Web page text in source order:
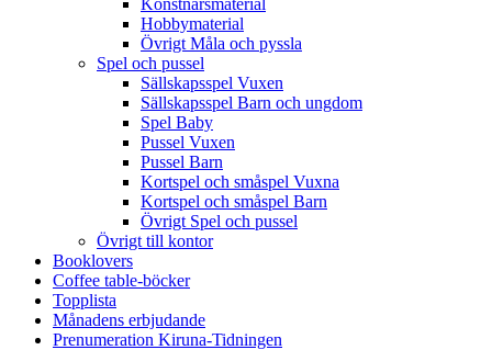
Konstnärsmaterial
Hobbymaterial
Övrigt Måla och pyssla
Spel och pussel
Sällskapsspel Vuxen
Sällskapsspel Barn och ungdom
Spel Baby
Pussel Vuxen
Pussel Barn
Kortspel och småspel Vuxna
Kortspel och småspel Barn
Övrigt Spel och pussel
Övrigt till kontor
Booklovers
Coffee table-böcker
Topplista
Månadens erbjudande
Prenumeration Kiruna-Tidningen